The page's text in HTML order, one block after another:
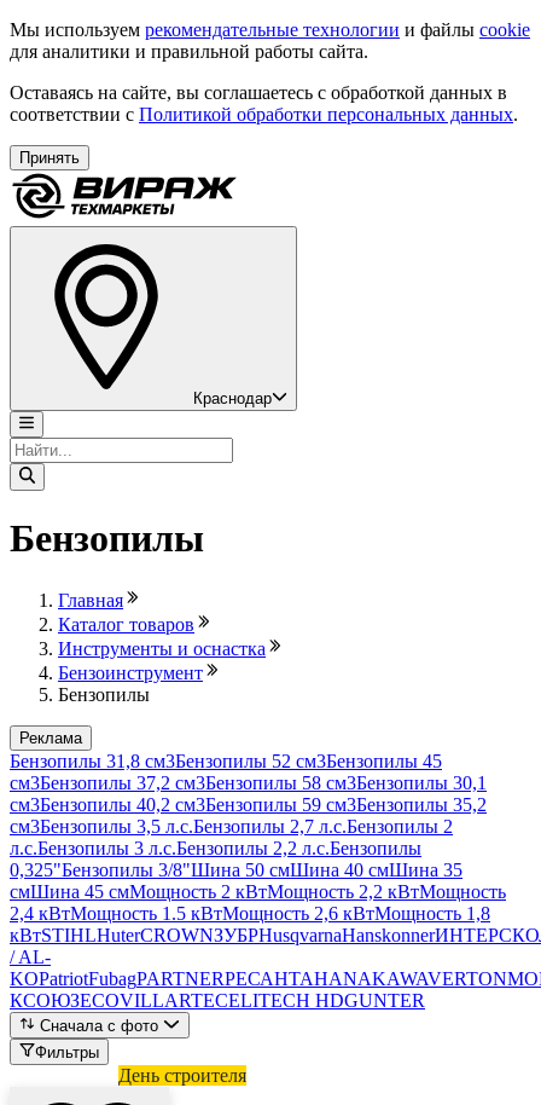
Мы используем рекомендательные технологии и файлы cookie
для аналитики и правильной работы сайта.
Оставаясь на сайте, вы соглашаетесь с обработкой данных в
соответствии с Политикой обработки персональных данных.
Принять
Краснодар
Бензопилы
Главная
Каталог товаров
Инструменты и оснастка
Бензоинструмент
Бензопилы
Реклама
Бензопилы 31,8 см3Бензопилы 52 см3Бензопилы 45
см3Бензопилы 37,2 см3Бензопилы 58 см3Бензопилы 30,1
см3Бензопилы 40,2 см3Бензопилы 59 см3Бензопилы 35,2
см3Бензопилы 3,5 л.с.Бензопилы 2,7 л.с.Бензопилы 2
л.с.Бензопилы 3 л.с.Бензопилы 2,2 л.с.Бензопилы
0,325"Бензопилы 3/8"Шина 50 смШина 40 смШина 35
смШина 45 смМощность 2 кВтМощность 2,2 кВтМощность
2,4 кВтМощность 1.5 кВтМощность 2,6 кВтМощность 1,8
кВтSTIHLHuterCROWNЗУБРHusqvarnaHanskonner
/ AL-
KOPatriotFubagPARTNERРЕСАНТАHANAKAWAVERTON
КСОЮЗECOVILLARTECELITECH HDGUNTER
Сначала с фото
Фильтры
День строителя